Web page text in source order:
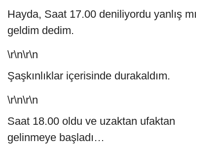
Hayda, Saat 17.00 deniliyordu yanlış mı
geldim dedim.
\r\n\r\n
Şaşkınlıklar içerisinde durakaldım.
\r\n\r\n
Saat 18.00 oldu ve uzaktan ufaktan
gelinmeye başladı…